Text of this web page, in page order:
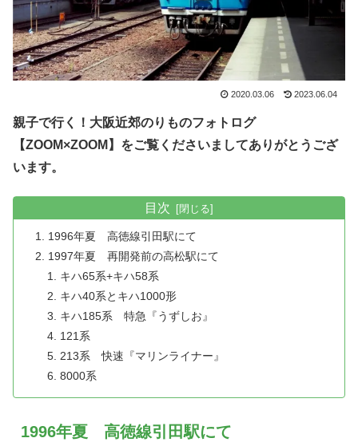
2020.03.06 2023.06.04
親子で行く！大阪近郊のりものフォトログ
【ZOOM×ZOOM】をご覧くださいましてありがとうござ
います。
目次
1996年夏 高徳線引田駅にて
1997年夏 再開発前の高松駅にて
キハ65系+キハ58系
キハ40系とキハ1000形
キハ185系 特急『うずしお』
121系
213系 快速『マリンライナー』
8000系
1996年夏 高徳線引田駅にて